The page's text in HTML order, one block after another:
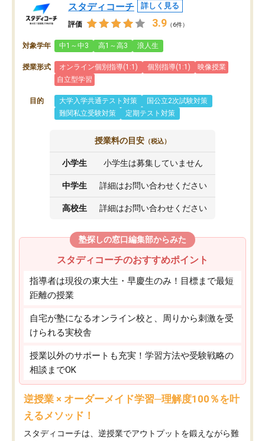
スタディコーチ 詳しく見る
評価 3.9 （6件）
対象学年 中1～中3 高1～高3 浪人生
授業形式 オンライン個別指導(1:1) 個別指導(1:1)
映像授業
自立型学習
目的 大学入学共通テスト対策
国公立2次試験対策
難関私立受験対策
定期テスト対策
授業料の目安 （税込）
小学生 小学生は募集していません
中学生 詳細はお問い合わせください
高校生 詳細はお問い合わせください
塾探しの窓口編集部からみた
スタディコーチのおすすめポイント
指導者は現役の東大生・早慶生のみ！目標まで最短
距離の授業
自宅が塾になるオンライン校と、周りから刺激を受
けられる実校舎
授業以外のサポートも充実！学習方法や受験戦略の
相談までOK
逆授業 × オーダーメイド学習─理解度100％を叶
えるメソッド！
スタディコーチは、逆授業でアウトプットを鍛えながら難